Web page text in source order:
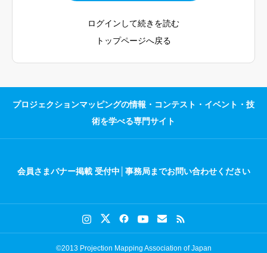
ログインして続きを読む
トップページへ戻る
プロジェクションマッピングの情報・コンテスト・イベント・技
術を学べる専門サイト
会員さまバナー掲載 受付中│事務局までお問い合わせください
©2013 Projection Mapping Association of Japan